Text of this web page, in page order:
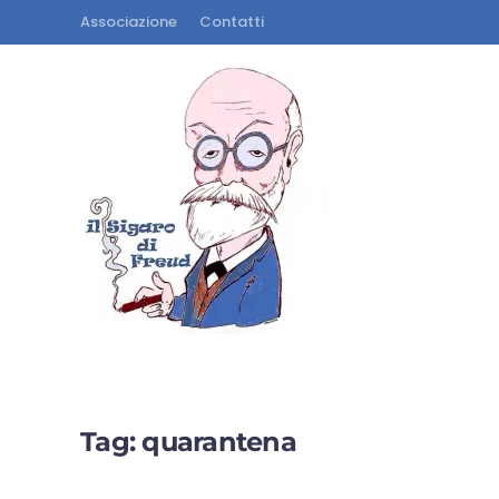
Associazione Contatti
Tag:quarantena